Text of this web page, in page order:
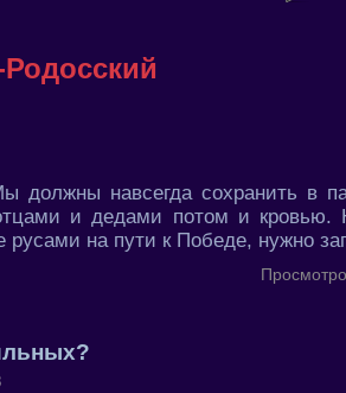
должны навсегда сохранить в
и дедами потом и кровью.
на пути к Победе, нужно